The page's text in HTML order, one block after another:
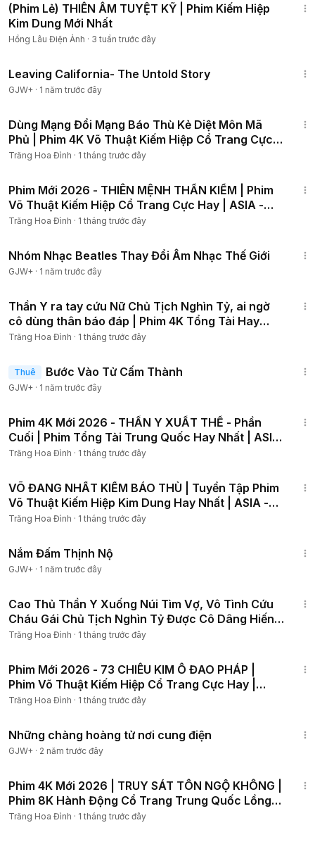
(Phim Lẻ) THIÊN ÂM TUYỆT KỸ | Phim Kiếm Hiệp
Kim Dung Mới Nhất
Hồng Lâu Điện Ảnh · 3 tuần trước đây
Leaving California- The Untold Story
GJW+ · 1 năm trước đây
Dùng Mạng Đổi Mạng Báo Thù Kẻ Diệt Môn Mã
Phủ | Phim 4K Võ Thuật Kiếm Hiệp Cổ Trang Cực
Hay 2026
Trăng Hoa Đình · 1 tháng trước đây
Phim Mới 2026 - THIÊN MỆNH THẦN KIẾM | Phim
Võ Thuật Kiếm Hiệp Cổ Trang Cực Hay | ASIA -
PHIM HAY
Trăng Hoa Đình · 1 tháng trước đây
Nhóm Nhạc Beatles Thay Đổi Âm Nhạc Thế Giới
GJW+ · 1 năm trước đây
Thần Y ra tay cứu Nữ Chủ Tịch Nghìn Tỷ, ai ngờ
cô dùng thân báo đáp | Phim 4K Tổng Tài Hay
Nhất 2026
Trăng Hoa Đình · 1 tháng trước đây
Thuê Bước Vào Tử Cấm Thành
GJW+ · 1 năm trước đây
Phim 4K Mới 2026 - THẦN Y XUẤT THẾ - Phần
Cuối | Phim Tổng Tài Trung Quốc Hay Nhất | ASIA
- PHIM HAY
Trăng Hoa Đình · 1 tháng trước đây
VÕ ĐANG NHẤT KIẾM BÁO THÙ | Tuyển Tập Phim
Võ Thuật Kiếm Hiệp Kim Dung Hay Nhất | ASIA -
PHIM HAY
Trăng Hoa Đình · 1 tháng trước đây
Nắm Đấm Thịnh Nộ
GJW+ · 1 năm trước đây
Cao Thủ Thần Y Xuống Núi Tìm Vợ, Vô Tình Cứu
Cháu Gái Chủ Tịch Nghìn Tỷ Được Cô Dâng Hiến
Thân Mình
Trăng Hoa Đình · 1 tháng trước đây
Phim Mới 2026 - 73 CHIÊU KIM Ô ĐAO PHÁP |
Phim Võ Thuật Kiếm Hiệp Cổ Trang Cực Hay |
ASIA - PHIM HAY
Trăng Hoa Đình · 1 tháng trước đây
Những chàng hoàng tử nơi cung điện
GJW+ · 2 năm trước đây
Phim 4K Mới 2026 | TRUY SÁT TÔN NGỘ KHÔNG |
Phim 8K Hành Động Cổ Trang Trung Quốc Lồng
Tiếng Cực Hay
Trăng Hoa Đình · 1 tháng trước đây